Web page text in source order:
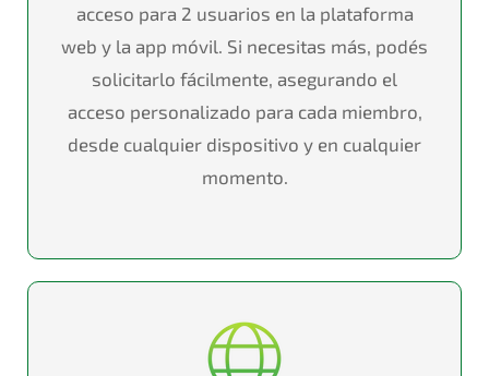
acceso para 2 usuarios en la plataforma
web y la app móvil. Si necesitas más, podés
solicitarlo fácilmente, asegurando el
acceso personalizado para cada miembro,
desde cualquier dispositivo y en cualquier
momento.